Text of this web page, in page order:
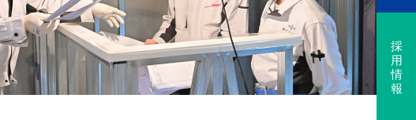
採
用
情
報